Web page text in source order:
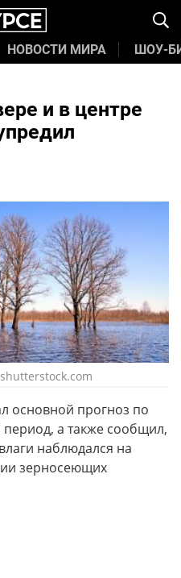
НОВОСТИ МИРА ШОУ-
и в центре
основной прогноз по
а также сообщил,
наблюдался на
зерносеющих